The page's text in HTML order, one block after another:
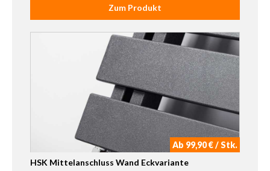
Zum Produkt
Ab 99,90 € / Stk.
HSK Mittelanschluss Wand Eckvariante